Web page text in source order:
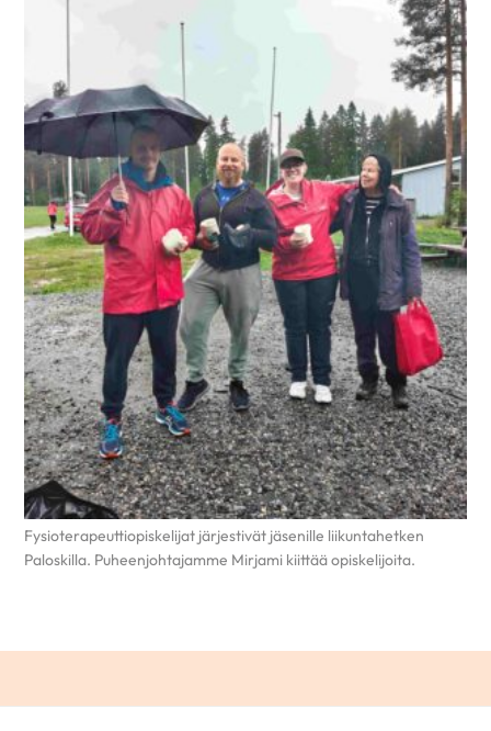
Fysioterapeuttiopiskelijat järjestivät jäsenille liikuntahetken
Paloskilla. Puheenjohtajamme Mirjami kiittää opiskelijoita.